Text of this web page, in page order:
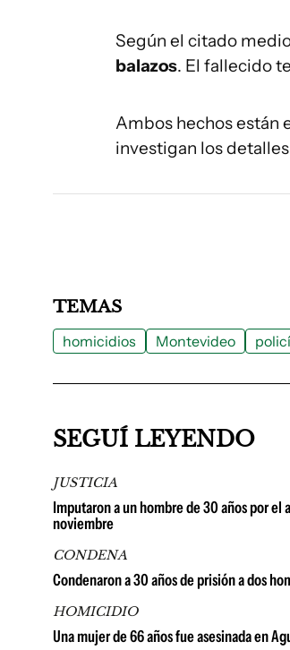
Según el citado
balazos. El fallecido
Ambos hechos están
investigan los
TEMAS
homicidios Montevideo
SEGUÍ LEYENDO
JUSTICIA
Imputaron a un hombre de 30 años por
noviembre
CONDENA
Condenaron a 30 años de prisión a dos
HOMICIDIO
Una mujer de 66 años fue asesinada en